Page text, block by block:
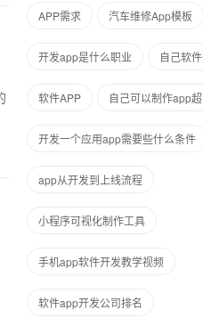
APP需求 汽车维修App模板
开发app是什么职业 自己软
软件APP 自己可以制作app
开发一个应用app需要些什么条件
app从开发到上线流程
小程序可视化制作工具
手机app软件开发教学视频
软件app开发公司排名